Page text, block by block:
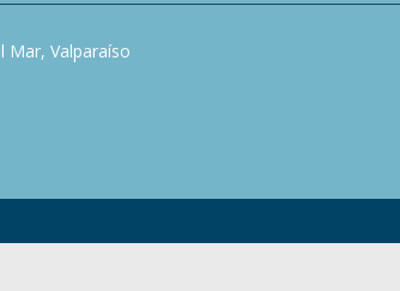
Mar, Valparaíso